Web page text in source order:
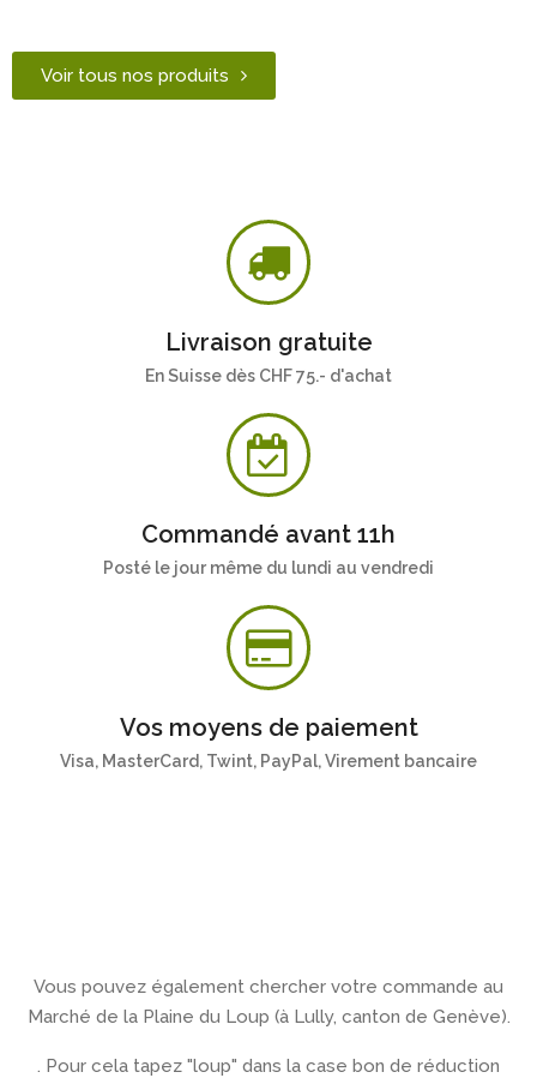
Voir tous nos produits
Livraison gratuite
En Suisse dès CHF 75.- d'achat
Commandé avant 11h
Posté le jour même du lundi au vendredi
Vos moyens de paiement
Visa, MasterCard, Twint, PayPal, Virement bancaire
Vous pouvez également chercher votre commande au
Marché de la Plaine du Loup (à Lully, canton de Genève).
. Pour cela tapez "loup" dans la case bon de réduction